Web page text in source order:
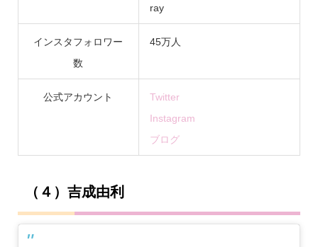
ray
インスタフォロワー
数
45万人
公式アカウント
Twitter
Instagram
ブログ
（４）吉成由利